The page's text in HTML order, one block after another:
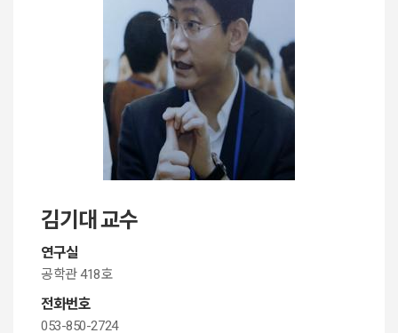
김기대 교수
연구실
공학관 418호
전화번호
053-850-2724